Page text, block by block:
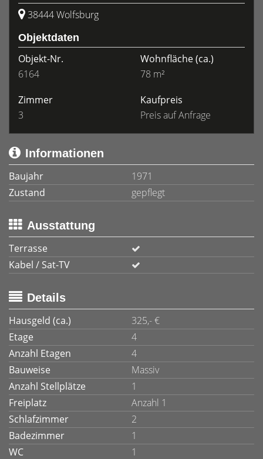
38444 Wolfsburg
Objektdaten
Objekt-Nr.
6164
Wohnfläche(ca.)
78 m²
Zimmer
3
Kaufpreis
Preis auf Anfrage
Informationen
Baujahr
1971
Zustand
gepflegt
Ausstattung
Terrasse
Kabel / Sat-TV
Details
Hausgeld (ca.)
325,- €
Etage
4
Anzahl Etagen
4
Bauweise
Massiv
Anzahl Stellplätze
1
Freiplatz
Anzahl 1
Schlafzimmer
2
Badezimmer
1
WC
1